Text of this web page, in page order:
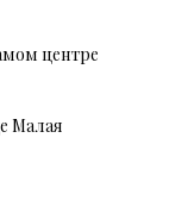
центре
Малая